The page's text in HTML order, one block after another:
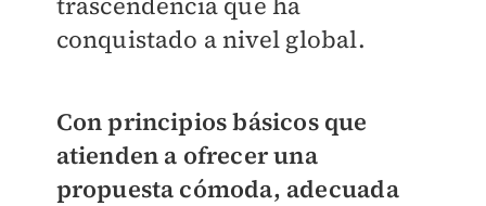
conquistado a nivel global.
Con principios básicos que
atienden a ofrecer una
propuesta cómoda, adecuada